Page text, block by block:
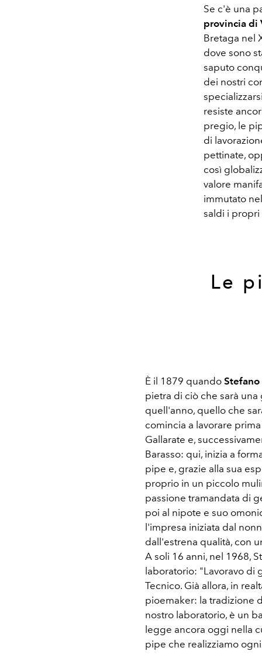
Se c'è una
provincia di
Bretaga nel
dove sono
saputo
dei nostri
resiste
pregio, le
di
pettinate,
così
valore
immutato
saldi i propri
Le
È il 1879 quando
pietra di ciò che sarà
quell'anno, quello che
comincia a lavorare
Gallarate e,
Barasso: qui, inizia a
pipe e, grazie alla sua
proprio in un piccolo
passione tramandata di
poi al nipote e suo
l'impresa iniziata dal
dall'estrena qualità, con
A soli 16 anni, nel 1968,
laboratorio: "Lavoravo di
Tecnico. Già allora, in
pioemaker: la tradizione
nostro laboratorio, è un
legge ancora oggi nella
pipe che realizziamo